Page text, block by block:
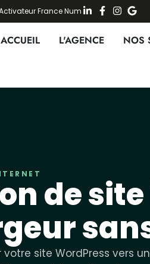
France Num
ACCUEIL L'AGENCE NOS
de
site WordPress vers